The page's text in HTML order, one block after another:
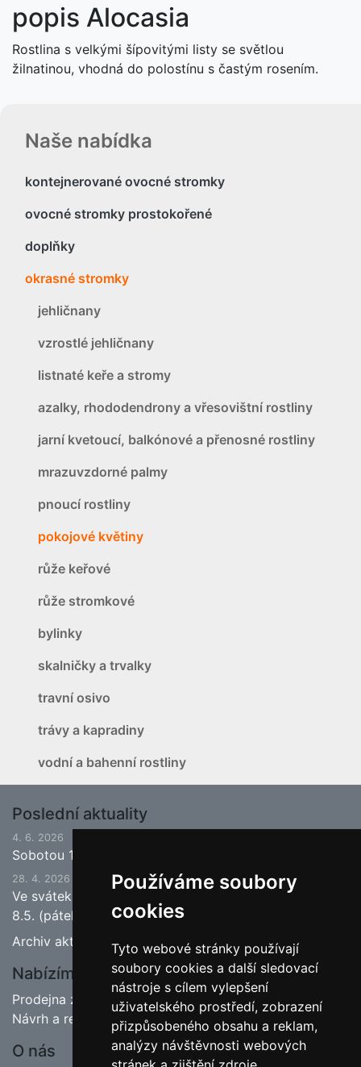
Používáme soubory
cookies
Tyto webové stránky používají
soubory cookies a další sledovací
nástroje s cílem vylepšení
uživatelského prostředí, zobrazení
přizpůsobeného obsahu a reklam,
analýzy návštěvnosti webových
Naše nabídka
kontejnerované ovocné stromky
ovocné stromky prostokořené
doplňky
okrasné stromky
jehličnany
vzrostlé jehličnany
listnaté keře a stromy
azalky, rhododendrony a vřesovištní rostliny
jarní kvetoucí, balkónové a přenosné rostliny
mrazuvzdorné palmy
pnoucí rostliny
pokojové květiny
růže keřové
růže stromkové
bylinky
skalničky a trvalky
travní osivo
trávy a kapradiny
vodní a bahenní rostliny
popis Alocasia
Rostlina s velkými šípovitými listy se světlou
žilnatinou, vhodná do polostínu s častým rosením.
Poslední aktuality
4. 6. 2026
Sobotou 13.6.2026 bude ukončena jarní sezona.
28. 4. 2026
Ve svátek 1.5. (pátek) bude naše prodejna zavřena a
8.5. (pátek) bude otevřeno.
Archiv aktualit
Nabízíme
Prodejna zahradnictví
Návrh a realizace zahrad
O nás